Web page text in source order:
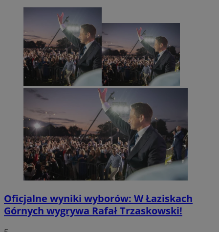
Oficjalne wyniki wyborów: W Łaziskach
Górnych wygrywa Rafał Trzaskowski!